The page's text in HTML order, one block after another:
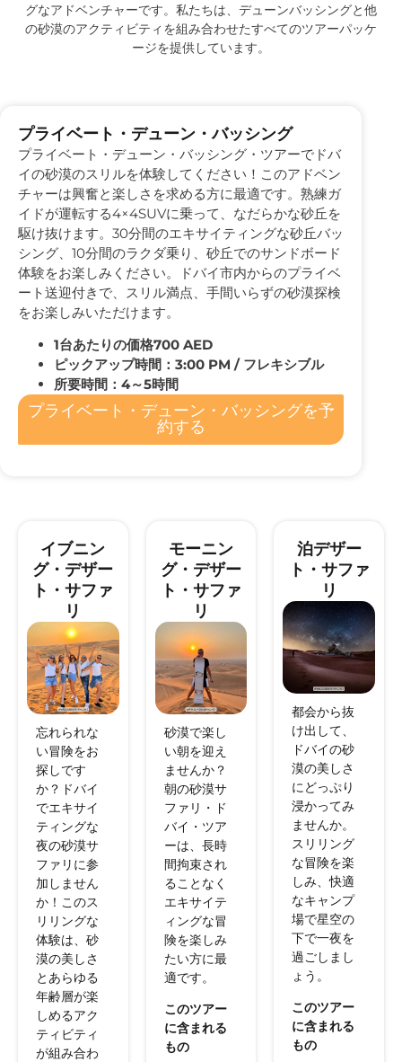
グなアドベンチャーです。私たちは、デューンバッシングと他
の砂漠のアクティビティを組み合わせたすべてのツアーパッケ
ージを提供しています。
プライベート・デューン・バッシング
プライベート・デューン・バッシング・ツアーでドバ
イの砂漠のスリルを体験してください！このアドベン
チャーは興奮と楽しさを求める方に最適です。熟練ガ
イドが運転する4×4SUVに乗って、なだらかな砂丘を
駆け抜けます。30分間のエキサイティングな砂丘バッ
シング、10分間のラクダ乗り、砂丘でのサンドボード
体験をお楽しみください。ドバイ市内からのプライベ
ート送迎付きで、スリル満点、手間いらずの砂漠探検
をお楽しみいただけます。
1台あたりの価格700 AED
ピックアップ時間：3:00 PM / フレキシブル
所要時間：4～5時間
プライベート・デューン・バッシングを予
約する
イブニン
グ・デザー
ト・サファ
リ
忘れられな
い冒険をお
探しです
か？ドバイ
でエキサイ
ティングな
夜の砂漠サ
ファリに参
加しません
か！このス
リリングな
体験は、砂
漠の美しさ
とあらゆる
年齢層が楽
しめるアク
ティビティ
が組み合わ
モーニン
グ・デザー
ト・サファ
リ
砂漠で楽し
い朝を迎え
ませんか？
朝の砂漠サ
ファリ・ド
バイ・ツア
ーは、長時
間拘束され
ることなく
エキサイテ
ィングな冒
険を楽しみ
たい方に最
適です。
このツアー
に含まれる
もの
泊デザー
ト・サファ
リ
都会から抜
け出して、
ドバイの砂
漠の美しさ
にどっぷり
浸かってみ
ませんか。
スリリング
な冒険を楽
しみ、快適
なキャンプ
場で星空の
下で一夜を
過ごしまし
ょう。
このツアー
に含まれる
もの